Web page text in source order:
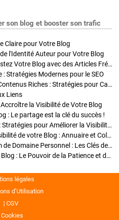
son blog et booster son trafic
Claire pour Votre Blog
l'Identité Auteur pour Votre Blog
Stratégies de Publication : Boostez Votre Blog avec des Articles Fréquents et Exclusifs
: Stratégies Modernes pour le SEO
Enrichir Vos Articles avec des Contenus Riches : Stratégies pour Captiver et Optimiser
Liens
la Visibilité de Votre Blog
: Le partage est la clé du succès !
Optimisation SEO des Articles : Stratégies pour Améliorer la Visibilité de Votre Blog
Stratégies pour améliorer la visibilité de votre Blog : Annuaire et Collaborations
Pourquoi Investir dans un Nom de Domaine Personnel : Les Clés de la Réussite de Votre Blog
Comment Faire Émerger Votre Blog : Le Pouvoir de la Patience et de la Persévérance
légales
d’Utilisation
CGV
Cookies